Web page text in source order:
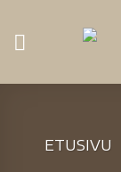
ETUSIVU